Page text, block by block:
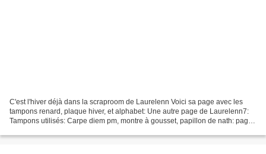
C'est l'hiver déjà dans la scraproom de Laurelenn Voici sa page avec les
tampons renard, plaque hiver, et alphabet: Une autre page de Laurelenn7:
Tampons utilisés: Carpe diem pm, montre à gousset, papillon de nath: page